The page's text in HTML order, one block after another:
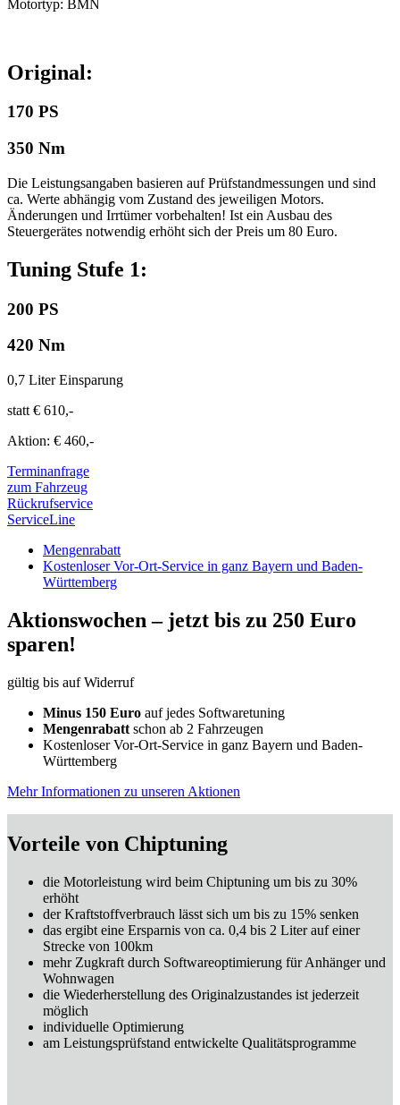
Motortyp: BMN
Original:
170 PS
350 Nm
Die Leistungsangaben basieren auf Prüfstandmessungen und sind
ca. Werte abhängig vom Zustand des jeweiligen Motors.
Änderungen und Irrtümer vorbehalten! Ist ein Ausbau des
Steuergerätes notwendig erhöht sich der Preis um 80 Euro.
Tuning Stufe 1:
200 PS
420 Nm
0,7 Liter Einsparung
statt € 610,-
Aktion: € 460,-
Terminanfrage
zum Fahrzeug
Rückrufservice
ServiceLine
Mengenrabatt
Kostenloser Vor-Ort-Service in ganz Bayern und Baden-
Württemberg
Aktionswochen – jetzt bis zu 250 Euro
sparen!
gültig bis auf Widerruf
Minus 150 Euro auf jedes Softwaretuning
Mengenrabatt schon ab 2 Fahrzeugen
Kostenloser Vor-Ort-Service in ganz Bayern und Baden-
Württemberg
Mehr Informationen zu unseren Aktionen
Vorteile von Chiptuning
die Motorleistung wird beim Chiptuning um bis zu 30%
erhöht
der Kraftstoffverbrauch lässt sich um bis zu 15% senken
das ergibt eine Ersparnis von ca. 0,4 bis 2 Liter auf einer
Strecke von 100km
mehr Zugkraft durch Softwareoptimierung für Anhänger und
Wohnwagen
die Wiederherstellung des Originalzustandes ist jederzeit
möglich
individuelle Optimierung
am Leistungsprüfstand entwickelte Qualitätsprogramme